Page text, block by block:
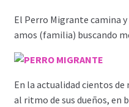
El Perro Migrante camina
amos (familia) buscando
En la actualidad cientos
al ritmo de sus dueños, en